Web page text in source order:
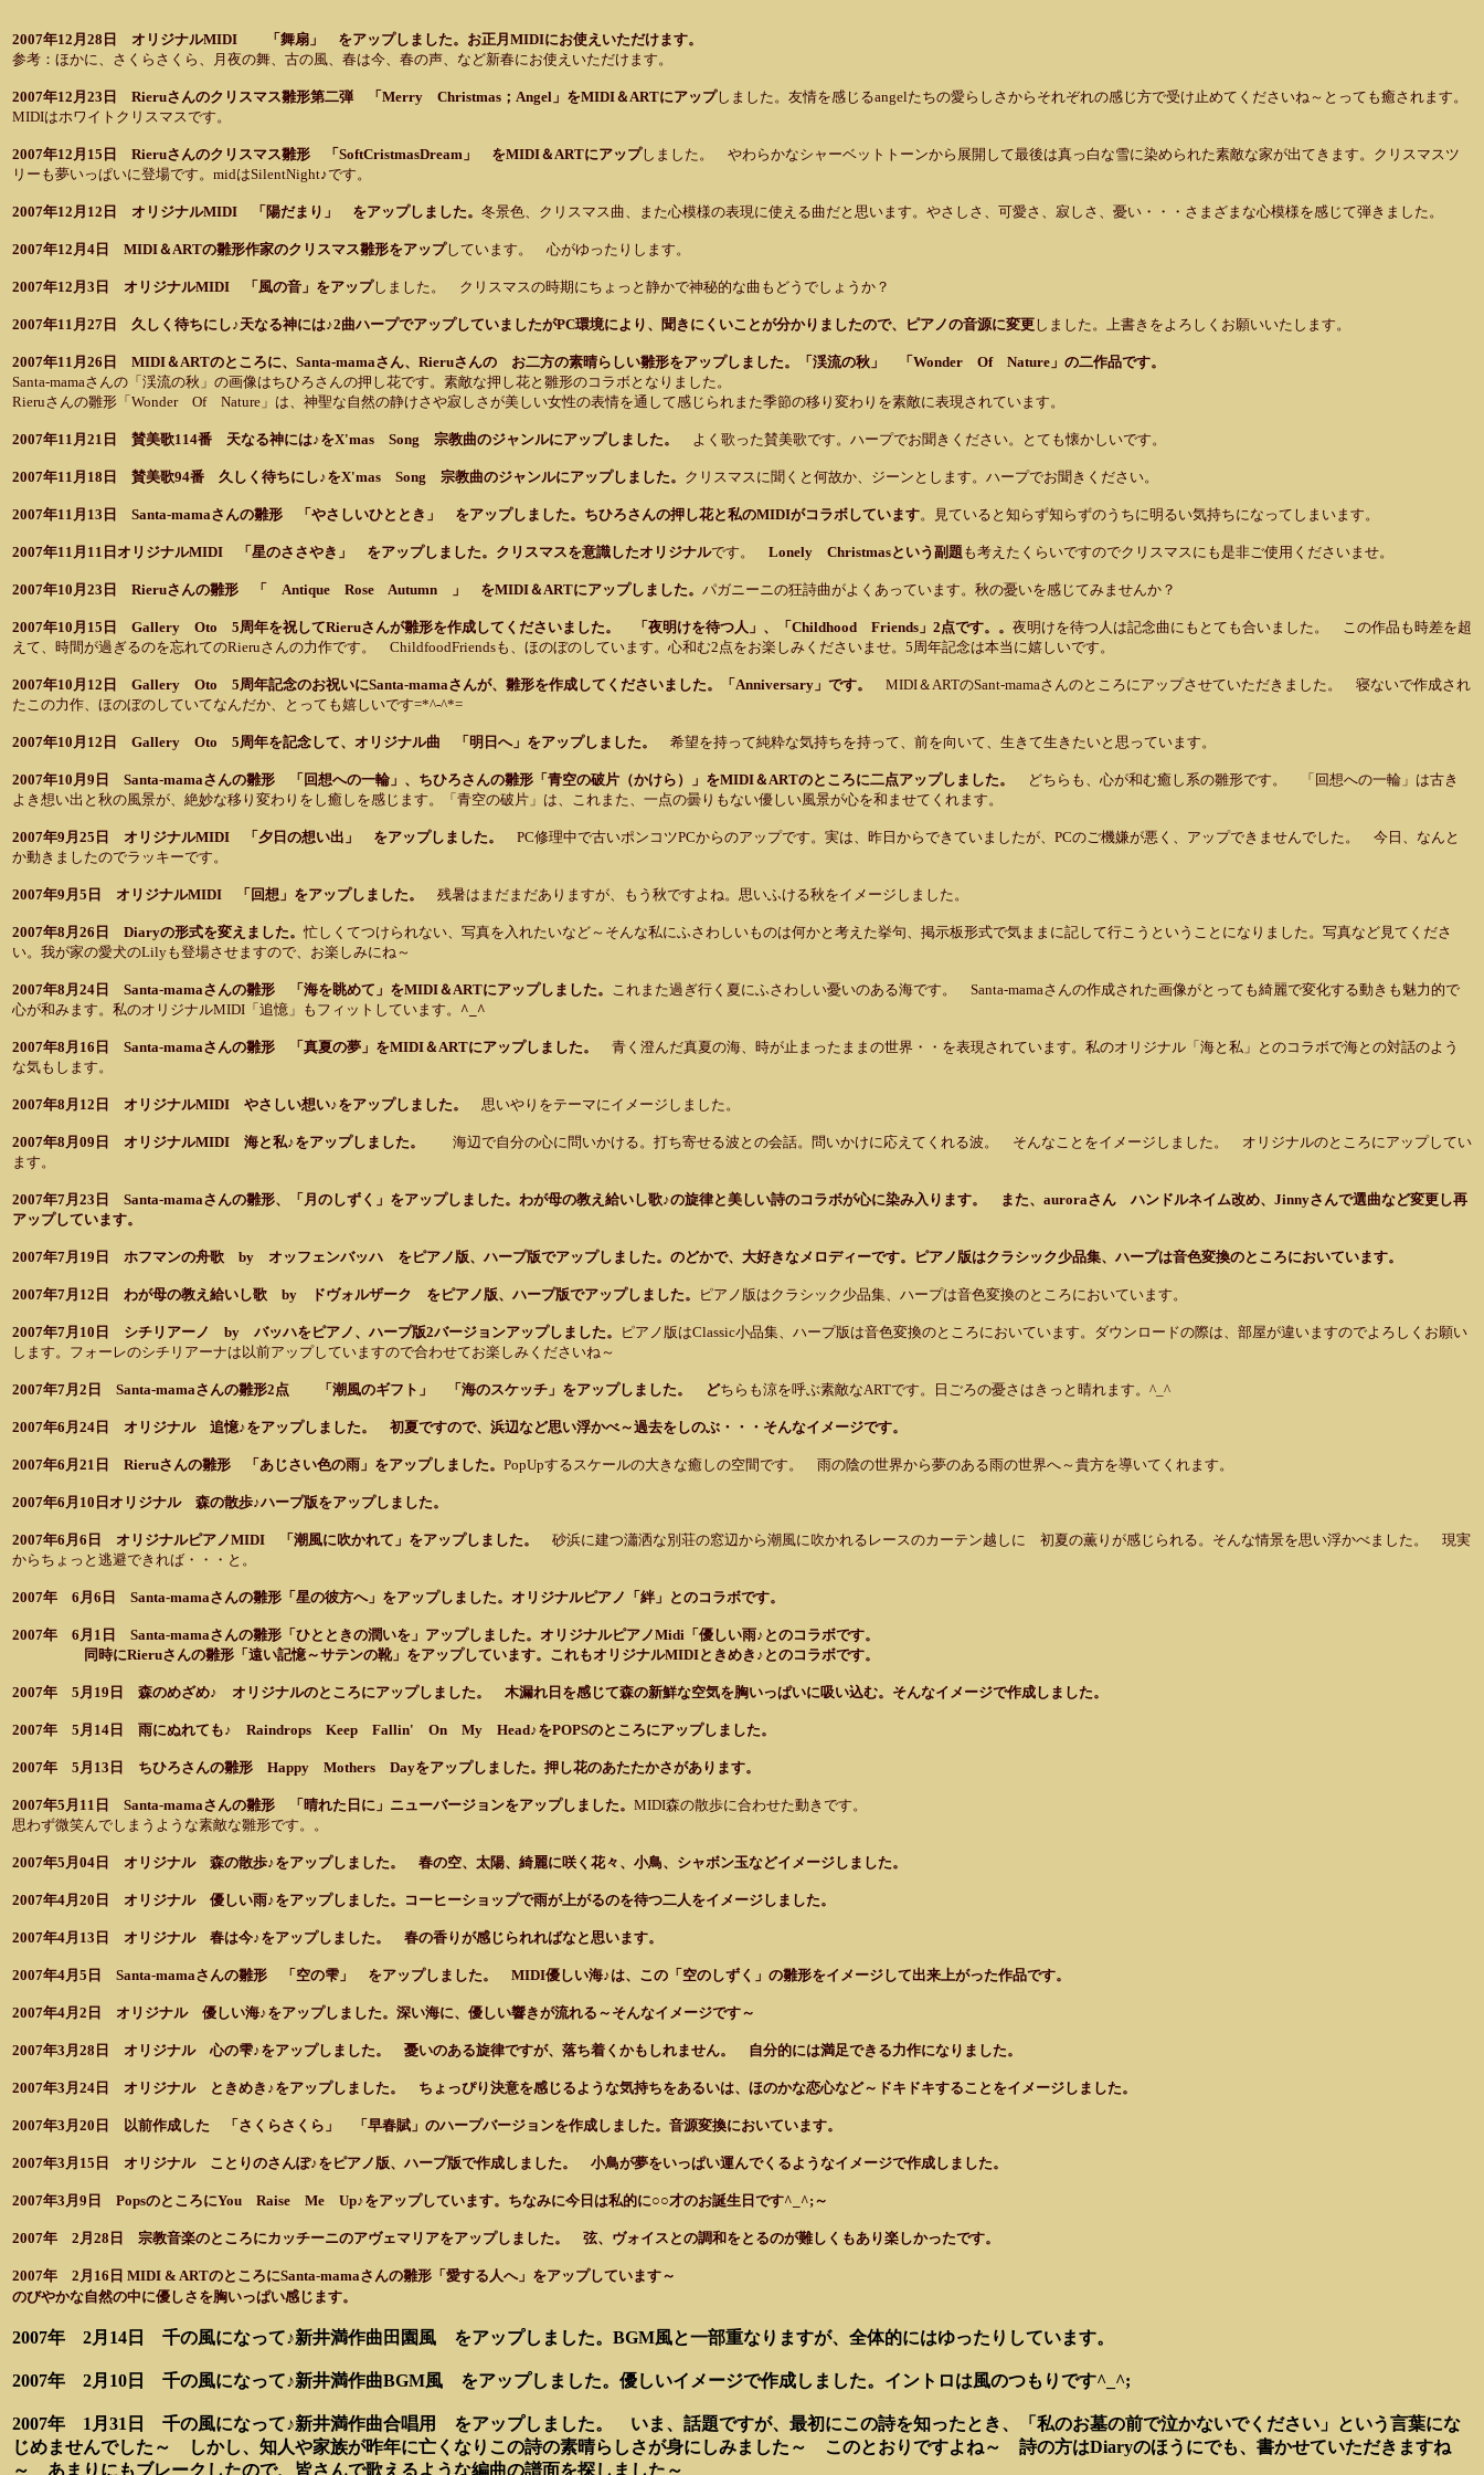
2007年12月28日 オリジナルMIDI 「舞扇」 をアップしました。お正月MIDIにお使えいただけます。
参考：ほかに、さくらさくら、月夜の舞、古の風、春は今、春の声、など新春にお使えいただけます。
2007年12月23日 Rieruさんのクリスマス雛形第二弾 「Merry Christmas；Angel」をMIDI＆ARTにアップしました。友情を感じるangelたちの愛らしさからそれぞれの感じ方で受け止めてくださいね～とっても癒されます。
MIDIはホワイトクリスマスです。
2007年12月15日 Rieruさんのクリスマス雛形 「SoftCristmasDream」 をMIDI＆ARTにアップしました。 やわらかなシャーベットトーンから展開して最後は真っ白な雪に染められた素敵な家が出てきます。クリスマスツ
リーも夢いっぱいに登場です。midはSilentNight♪です。
2007年12月12日 オリジナルMIDI 「陽だまり」 をアップしました。 冬景色、クリスマス曲、また心模様の表現に使える曲だと思います。やさしさ、可愛さ、寂しさ、憂い・・・さまざまな心模様を感じて弾きました。
2007年12月4日 MIDI＆ARTの雛形作家のクリスマス雛形をアップしています。 心がゆったりします。
2007年12月3日 オリジナルMIDI 「風の音」をアップしました。 クリスマスの時期にちょっと静かで神秘的な曲もどうでしょうか？
2007年11月27日 久しく待ちにし♪天なる神には♪2曲ハープでアップしていましたがPC環境により、聞きにくいことが分かりましたので、ピアノの音源に変更しました。上書きをよろしくお願いいたします。
2007年11月26日 MIDI＆ARTのところに、Santa-mamaさん、Rieruさんの お二方の素晴らしい雛形をアップしました。「渓流の秋」 「Wonder Of Nature」の二作品です。
Santa-mamaさんの「渓流の秋」の画像はちひろさんの押し花です。素敵な押し花と雛形のコラボとなりました。
Rieruさんの雛形「Wonder Of Nature」は、神聖な自然の静けさや寂しさが美しい女性の表情を通して感じられまた季節の移り変わりを素敵に表現されています。
2007年11月21日 賛美歌114番 天なる神には♪をX'mas Song 宗教曲のジャンルにアップしました。 よく歌った賛美歌です。ハープでお聞きください。とても懐かしいです。
2007年11月18日 賛美歌94番 久しく待ちにし♪をX'mas Song 宗教曲のジャンルにアップしました。 クリスマスに聞くと何故か、ジーンとします。ハープでお聞きください。
2007年11月13日 Santa-mamaさんの雛形 「やさしいひととき」 をアップしました。ちひろさんの押し花と私のMIDIがコラボしています。見ていると知らず知らずのうちに明るい気持ちになってしまいます。
2007年11月11日オリジナルMIDI 「星のささやき」 をアップしました。 クリスマスを意識したオリジナルです。 Lonely Christmasという副題 も考えたくらいですのでクリスマスにも是非ご使用くださいませ。
2007年10月23日 Rieruさんの雛形 「 Antique Rose Autumn 」 をMIDI＆ARTにアップしました。 パガニーニの狂詩曲がよくあっています。秋の憂いを感じてみませんか？
2007年10月15日 Gallery Oto 5周年を祝してRieruさんが雛形を作成してくださいました。 「夜明けを待つ人」、「Childhood Friends」2点です。。 夜明けを待つ人は記念曲にもとても合いました。 この作品も時差を超
えて、時間が過ぎるのを忘れてのRieruさんの力作です。 ChildfoodFriendsも、ほのぼのしています。心和む2点をお楽しみくださいませ。5周年記念は本当に嬉しいです。
2007年10月12日 Gallery Oto 5周年記念のお祝いにSanta-mamaさんが、雛形を作成してくださいました。「Anniversary」です。 MIDI＆ARTのSant-mamaさんのところにアップさせていただきました。 寝ないで作成され
たこの力作、ほのぼのしていてなんだか、とっても嬉しいです=*^-^*=
2007年10月12日 Gallery Oto 5周年を記念して、オリジナル曲 「明日へ」をアップしました。 希望を持って純粋な気持ちを持って、前を向いて、生きて生きたいと思っています。
2007年10月9日 Santa-mamaさんの雛形 「回想への一輪」、ちひろさんの雛形「青空の破片（かけら）」をMIDI＆ARTのところに二点アップしました。
どちらも、心が和む癒し系の雛形です。 「回想への一輪」は古き
よき想い出と秋の風景が、絶妙な移り変わりをし癒しを感じます。「青空の破片」は、これまた、一点の曇りもない優しい風景が心を和ませてくれます。
2007年9月25日 オリジナルMIDI 「夕日の想い出」 をアップしました。 PC修理中で古いポンコツPCからのアップです。実は、昨日からできていましたが、PCのご機嫌が悪く、アップできませんでした。 今日、なんと
か動きましたのでラッキーです。
2007年9月5日 オリジナルMIDI 「回想」をアップしました。 残暑はまだまだありますが、もう秋ですよね。思いふける秋をイメージしました。
2007年8月26日 Diaryの形式を変えました。忙しくてつけられない、写真を入れたいなど～そんな私にふさわしいものは何かと考えた挙句、掲示板形式で気ままに記して行こうということになりました。写真など見てくださ
い。我が家の愛犬のLilyも登場させますので、お楽しみにね～
2007年8月24日 Santa-mamaさんの雛形 「海を眺めて」をMIDI＆ARTにアップしました。 これまた過ぎ行く夏にふさわしい憂いのある海です。 Santa-mamaさんの作成された画像がとっても綺麗で変化する動きも魅力的で
心が和みます。私のオリジナルMIDI「追憶」もフィットしています。 ^_^
2007年8月16日 Santa-mamaさんの雛形 「真夏の夢」をMIDI＆ARTにアップしました。 青く澄んだ真夏の海、時が止まったままの世界・・を表現されています。私のオリジナル「海と私」とのコラボで海との対話のよう
な気もします。
2007年8月12日 オリジナルMIDI やさしい想い♪をアップしました。 思いやりをテーマにイメージしました。
2007年8月09日 オリジナルMIDI 海と私♪をアップしました。 海辺で自分の心に問いかける。打ち寄せる波との会話。問いかけに応えてくれる波。 そんなことをイメージしました。 オリジナルのところにアップしてい
ます。
2007年7月23日 Santa-mamaさんの雛形、「月のしずく」をアップしました。わが母の教え給いし歌♪の旋律と美しい詩のコラボが心に染み入ります。 また、auroraさん ハンドルネイム改め、Jinnyさんで選曲など変更し再
アップしています。
2007年7月19日 ホフマンの舟歌 by オッフェンバッハ をピアノ版、ハープ版でアップしました。のどかで、大好きなメロディーです。 ピアノ版はクラシック少品集、ハープは音色変換のところにおいています。
2007年7月12日 わが母の教え給いし歌 by ドヴォルザーク をピアノ版、ハープ版でアップしました。 ピアノ版はクラシック少品集、ハープは音色変換のところにおいています。
2007年7月10日 シチリアーノ by バッハをピアノ、ハープ版2バージョンアップしました。
ピアノ版はClassic小品集、ハープ版は音色変換のところにおいています。ダウンロードの際は、部屋が違いますのでよろしくお願い
します。フォーレのシチリアーナは以前アップしていますので合わせてお楽しみくださいね～
2007年7月2日 Santa-mamaさんの雛形2点 「潮風のギフト」 「海のスケッチ」をアップしました。 どちらも涼を呼ぶ素敵なARTです。日ごろの憂さはきっと晴れます。^_^
2007年6月24日 オリジナル 追憶♪をアップしました。 初夏ですので、浜辺など思い浮かべ～過去をしのぶ・・・そんなイメージです。
2007年6月21日 Rieruさんの雛形 「あじさい色の雨」をアップしました。 PopUpするスケールの大きな癒しの空間です。 雨の陰の世界から夢のある雨の世界へ～貴方を導いてくれます。
2007年6月10日オリジナル 森の散歩♪ハープ版をアップしました。
2007年6月6日 オリジナルピアノMIDI 「潮風に吹かれて」をアップしました。 砂浜に建つ瀟洒な別荘の窓辺から潮風に吹かれるレースのカーテン越しに 初夏の薫りが感じられる。そんな情景を思い浮かべました。 現実
からちょっと逃避できれば・・・と。
2007年 6月6日 Santa-mamaさんの雛形「星の彼方へ」をアップしました。オリジナルピアノ「絆」とのコラボです。
2007年 6月1日 Santa-mamaさんの雛形「ひとときの潤いを」アップしました。オリジナルピアノMidi「優しい雨♪とのコラボです。
同時にRieruさんの雛形「遠い記憶～サテンの靴」をアップしています。これもオリジナルMIDIときめき♪とのコラボです。
2007年 5月19日 森のめざめ♪ オリジナルのところにアップしました。 木漏れ日を感じて森の新鮮な空気を胸いっぱいに吸い込む。そんなイメージで作成しました。
2007年 5月14日 雨にぬれても♪ Raindrops Keep Fallin' On My Head♪をPOPSのところにアップしました。
2007年 5月13日 ちひろさんの雛形 Happy Mothers Dayをアップしました。押し花のあたたかさがあります。
2007年5月11日 Santa-mamaさんの雛形 「晴れた日に」ニューバージョンをアップしました。 MIDI森の散歩に合わせた動きです。
思わず微笑んでしまうような素敵な雛形です。。
2007年5月04日 オリジナル 森の散歩♪をアップしました。 春の空、太陽、綺麗に咲く花々、小鳥、シャボン玉などイメージしました。
2007年4月20日 オリジナル 優しい雨♪をアップしました。コーヒーショップで雨が上がるのを待つ二人をイメージしました。
2007年4月13日 オリジナル 春は今♪をアップしました。 春の香りが感じられればなと思います。
2007年4月5日 Santa-mamaさんの雛形 「空の雫」 をアップしました。 MIDI優しい海♪は、この「空のしずく」の雛形をイメージして出来上がった作品です。
2007年4月2日 オリジナル 優しい海♪をアップしました。深い海に、優しい響きが流れる～そんなイメージです～
2007年3月28日 オリジナル 心の雫♪をアップしました。 憂いのある旋律ですが、落ち着くかもしれません。 自分的には満足できる力作になりました。
2007年3月24日 オリジナル ときめき♪をアップしました。 ちょっぴり決意を感じるような気持ちをあるいは、ほのかな恋心など～ドキドキすることをイメージしました。
2007年3月20日 以前作成した 「さくらさくら」 「早春賦」のハープバージョンを作成しました。音源変換においています。
2007年3月15日 オリジナル ことりのさんぽ♪をピアノ版、ハープ版で作成しました。 小鳥が夢をいっぱい運んでくるようなイメージで作成しました。
2007年3月9日 PopsのところにYou Raise Me Up♪をアップしています。ちなみに今日は私的に○○才のお誕生日です^_^;～
2007年 2月28日 宗教音楽のところにカッチーニのアヴェマリアをアップしました。 弦、ヴォイスとの調和をとるのが難しくもあり楽しかったです。
2007年 2月16日 MIDI & ARTのところにSanta-mamaさんの雛形「愛する人へ」をアップしています～
のびやかな自然の中に優しさを胸いっぱい感じます。
2007年 2月14日 千の風になって♪新井満作曲田園風 をアップしました。BGM風と一部重なりますが、全体的にはゆったりしています。
2007年 2月10日 千の風になって♪新井満作曲BGM風 をアップしました。優しいイメージで作成しました。イントロは風のつもりです^_^;
2007年 1月31日 千の風になって♪新井満作曲合唱用 をアップしました。 いま、話題ですが、最初にこの詩を知ったとき、「私のお墓の前で泣かないでください」という言葉にな
じめませんでした～ しかし、知人や家族が昨年に亡くなりこの詩の素晴らしさが身にしみました～ このとおりですよね～ 詩の方はDiaryのほうにでも、書かせていただきますね
～ あまりにもブレークしたので、皆さんで歌えるような編曲の譜面を探しました～